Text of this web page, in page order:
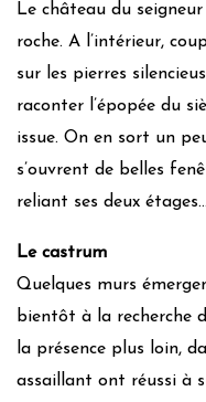
Le château du
roche. A l’intérieur,
sur les pierres
raconter l’épopée du
issue. On en sort un
s’ouvrent de belles
reliant ses deux étages…
Le castrum
Quelques murs
bientôt à la recherche
la présence plus loin,
assaillant ont réussi à